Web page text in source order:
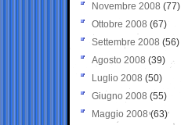
Novembre 2008 (77)
Ottobre 2008 (67)
Settembre 2008 (56)
Agosto 2008 (39)
Luglio 2008 (50)
Giugno 2008 (55)
Maggio 2008(63)